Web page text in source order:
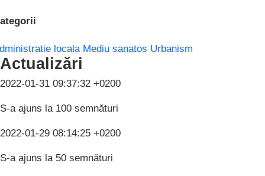
locala Mediu sanatos Urbanism
Actualizări
2022-01-31 09:37:32 +0200
S-a ajuns la 100 semnături
2022-01-29 08:14:25 +0200
S-a ajuns la 50 semnături